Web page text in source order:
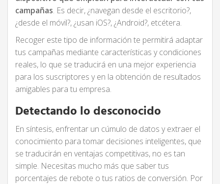
campañas. Es decir, ¿navegan desde el escritorio?,
¿desde el móvil?, ¿usan iOS?, ¿Android?, etcétera.
Recoger este tipo de información te permitirá adaptar
tus campañas mediante características y condiciones
reales, lo que se traducirá en una mejor experiencia
para los suscriptores y en la obtención de resultados
amigables para tu empresa.
Detectando lo desconocido
En síntesis, enfrentar un cúmulo de datos y extraer el
conocimiento para tomar decisiones inteligentes, que
se traducirán en ventajas competitivas, no es tan
simple. Necesitas mucho más que saber tus
porcentajes de rebote o tus ratios de conversión. Por